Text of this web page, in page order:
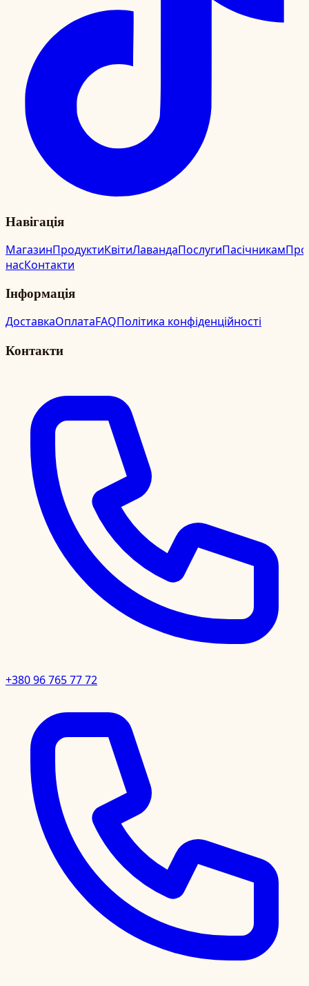
Навігація
МагазинПродуктиКвітиЛавандаПослугиПасічникамПро
насКонтакти
Інформація
ДоставкаОплатаFAQПолітика конфіденційності
Контакти
+380 96 765 77 72